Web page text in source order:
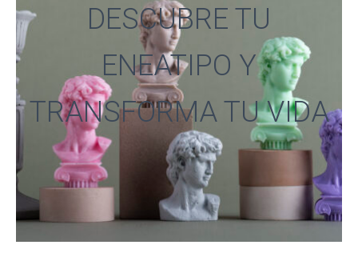
V
E
G
A
I
Ó
N
DESCUBRE TU
ENEATIPO Y
TRANSFORMA TU VIDA